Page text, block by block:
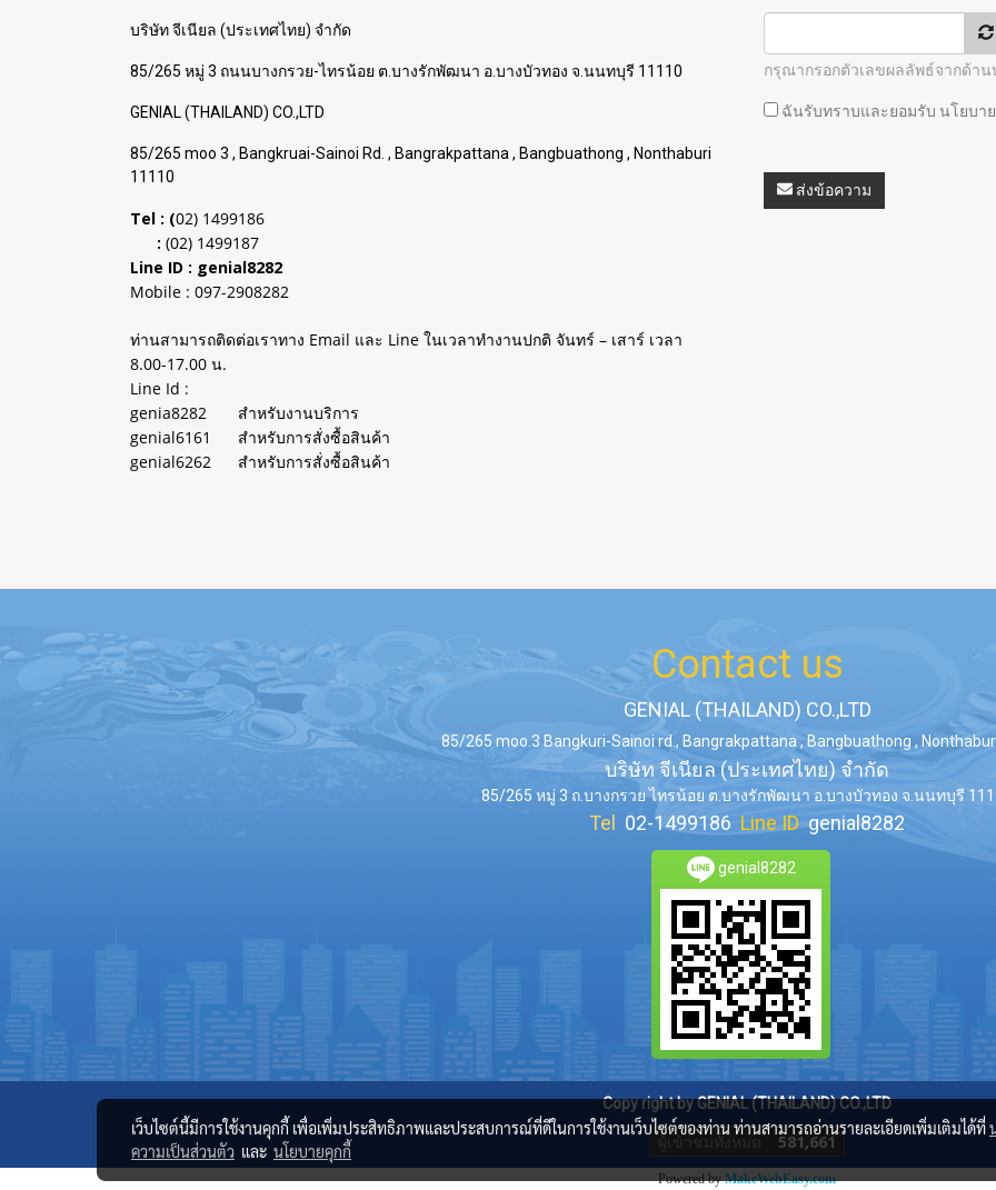
บริษัท จีเนียล (ประเทศไทย) จำกัด
85/265 หมู่ 3 ถนนบางกรวย-ไทรน้อย ต.บางรักพัฒนา อ.บางบัวทอง จ.นนทบุรี 11110
GENIAL (THAILAND) CO.,LTD
85/265 moo 3 , Bangkruai-Sainoi Rd. , Bangrakpattana , Bangbuathong , Nonthaburi
11110
Tel : (02) 1499186
: (02) 1499187
Line ID : genial8282
Mobile : 097-2908282
ท่านสามารถติดต่อเราทาง Email และ Line ในเวลาทำงานปกติ จันทร์ – เสาร์ เวลา
8.00-17.00 น.
Line Id :
genia8282 สำหรับงานบริการ
genial6161 สำหรับการสั่งซื้อสินค้า
genial6262 สำหรับการสั่งซื้อสินค้า
กรุณากรอกตัวเลขผลลัพธ์จากด้าน
ฉันรับทราบและยอมรับ นโยบา
ส่งข้อความ
Contact us
GENIAL (THAILAND) CO.,LTD
85/265 moo.3 Bangkuri-Sainoi rd., Bangrakpattana , Bangbuathong ,
บริษัท จีเนียล (ประเทศไทย) จำกัด
85/265 หมู่ 3 ถ.บางกรวย ไทรน้อย ต.บางรักพัฒนา อ.บางบัวทอง จ.นนทบุรี
Tel 02-1499186 Line ID genial8282
genial8282
Copy right by GENIAL (THAILAND) CO.,LTD
ผู้เข้าชมวันนี้ 164
Powered byMakeWebEasy.com
เว็บไซต์นี้มีการใช้งานคุกกี้ เพื่อเพิ่มประสิทธิภาพและประสบการณ์ที่ดีในการใช้งานเว็บไซต์ของท่าน ท่านสามารถอ่านรายละเอียดเพิ่มเติมได้ที่
ความเป็นส่วนตัว และ นโยบายคุกกี้